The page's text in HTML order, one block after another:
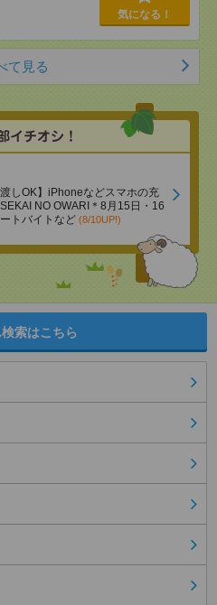
気になる！
て見る
しOK】iPhoneなどスマホの充
NO OWARI＊8月15日・16
トバイトなど (8/10UP!)
索はこちら